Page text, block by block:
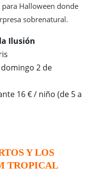
Halloween donde
sobrenatural.
Ilusión
2 de
16 € / niño (de 5 a
Y LOS
TROPICAL